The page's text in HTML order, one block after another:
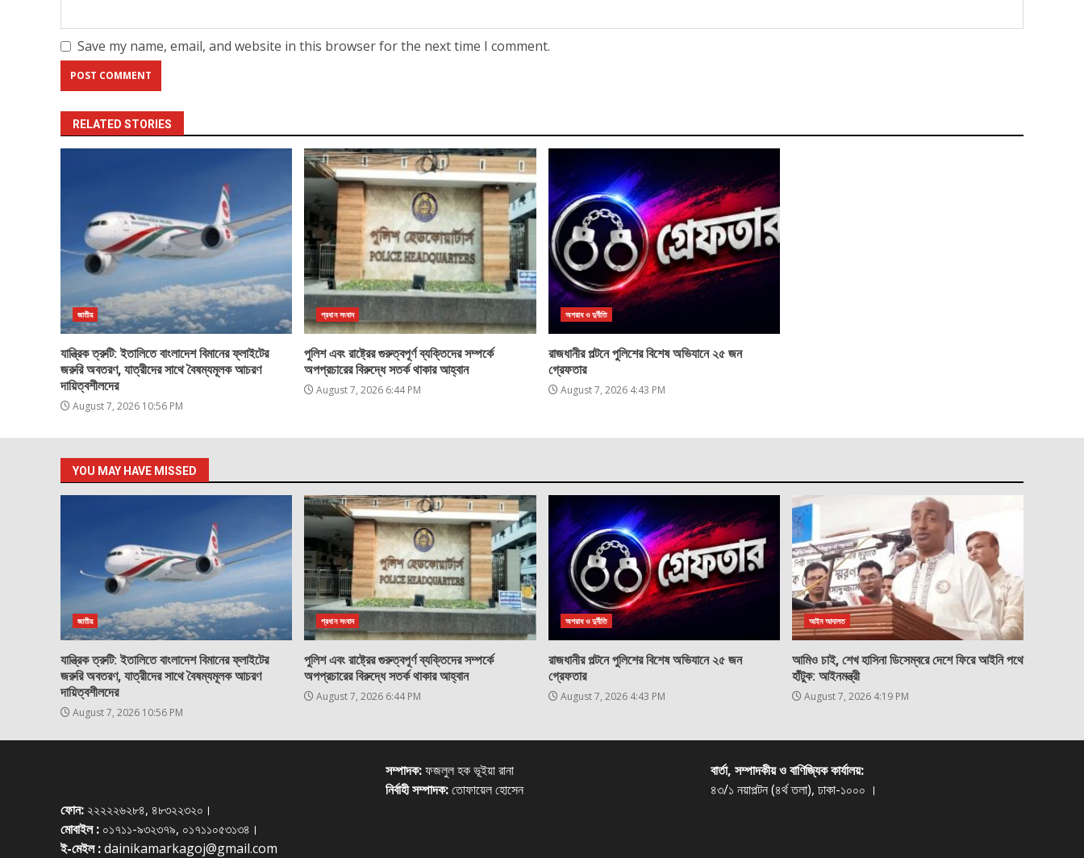
Save my name, email, and website in this browser for the next time I comment.
RELATED STORIES
জাতীয়
যান্ত্রিক ত্রুটি: ইতালিতে বাংলাদেশ বিমানের ফ্লাইটের
জরুরি অবতরণ, যাত্রীদের সাথে বৈষম্যমূলক আচরণ
দায়িত্বশীলদের
August 7, 2026 10:56 PM
প্রধান সংবাদ
পুলিশ এবং রাষ্ট্রের গুরুত্বপূর্ণ ব্যক্তিদের সম্পর্কে
অপপ্রচারের বিরুদ্ধে সতর্ক থাকার আহ্বান
August 7, 2026 6:44 PM
অপরাধ ও দুর্নীতি
রাজধানীর পল্টনে পুলিশের বিশেষ অভিযানে ২৫ জন
গ্রেফতার
August 7, 2026 4:43 PM
YOU MAY HAVE MISSED
জাতীয়
যান্ত্রিক ত্রুটি: ইতালিতে বাংলাদেশ বিমানের ফ্লাইটের
জরুরি অবতরণ, যাত্রীদের সাথে বৈষম্যমূলক আচরণ
দায়িত্বশীলদের
August 7, 2026 10:56 PM
প্রধান সংবাদ
পুলিশ এবং রাষ্ট্রের গুরুত্বপূর্ণ ব্যক্তিদের সম্পর্কে
অপপ্রচারের বিরুদ্ধে সতর্ক থাকার আহ্বান
August 7, 2026 6:44 PM
অপরাধ ও দুর্নীতি
রাজধানীর পল্টনে পুলিশের বিশেষ অভিযানে ২৫ জন
গ্রেফতার
August 7, 2026 4:43 PM
আইন আদালত
আমিও চাই, শেখ হাসিনা ডিসেম্বরে দেশে ফিরে আইনি পথে
হাঁটুক: আইনমন্ত্রী
August 7, 2026 4:19 PM
ফোন: ২২২২২৬২৮৪, ৪৮৩২২৩২০।
মোবাইল : ০১৭১১-৯৩২৩৭৯, ০১৭১১০৫৩১৩৪।
ই-মেইল :dainikamarkagoj@gmail.com
সম্পাদক:ফজলুল হক ভূইয়া রানা
নির্বাহী সম্পাদক:তোফায়েল হোসেন
বার্তা, সম্পাদকীয় ও বাণিজ্যিক কার্যালয়:
৪৩/১ নয়াপল্টন (৪র্থ তলা), ঢাকা-১০০০ ।